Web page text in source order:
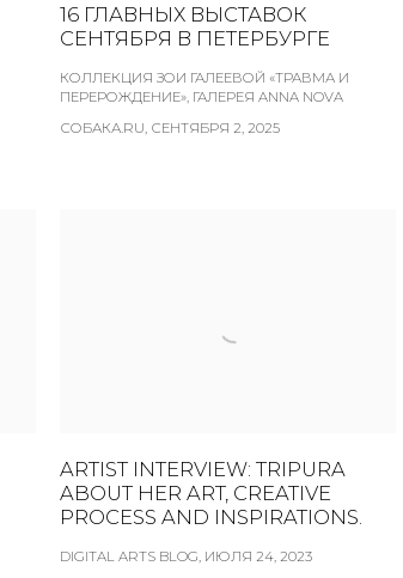
16 ГЛАВНЫХ ВЫСТАВОК
СЕНТЯБРЯ В ПЕТЕРБУРГЕ
КОЛЛЕКЦИЯ ЗОИ ГАЛЕЕВОЙ «ТРАВМА И
ПЕРЕРОЖДЕНИЕ», ГАЛЕРЕЯ ANNA NOVA
СОБАКА.RU, СЕНТЯБРЯ 2, 2025
ARTIST INTERVIEW: TRIPURA
ABOUT HER ART, CREATIVE
PROCESS AND INSPIRATIONS.
DIGITAL ARTS BLOG, ИЮЛЯ 24, 2023